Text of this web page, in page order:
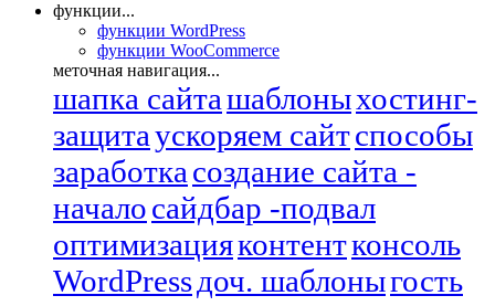
функции...
функции WordPress
функции WooCommerce
меточная навигация...
шапка сайташаблоныхостинг-
защитаускоряем сайтспособы
заработка создание сайта -
началосайдбар -подвал
оптимизацияконтентконсоль
WordPressдоч. шаблоныгость